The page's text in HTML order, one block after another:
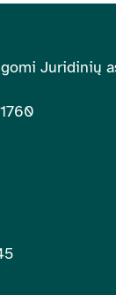
Juridinių